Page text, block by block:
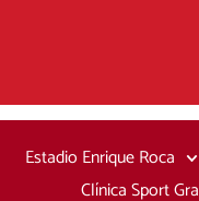
Estadio Enrique Roca
Clínica Sport